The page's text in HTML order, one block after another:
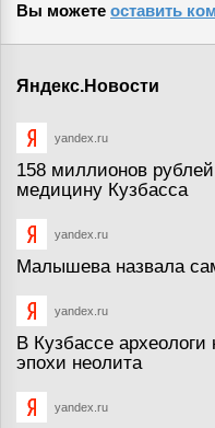
Вы можете оставить
Яндекс.Новости
yandex.ru
158 миллионов
медицину Кузбасса
yandex.ru
Малышева назвала
yandex.ru
В Кузбассе
эпохи неолита
yandex.ru